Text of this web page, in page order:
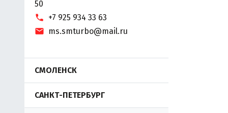
50
+7 925 934 33 63
ms.smturbo@mail.ru
СМОЛЕНСК
САНКТ-ПЕТЕРБУРГ